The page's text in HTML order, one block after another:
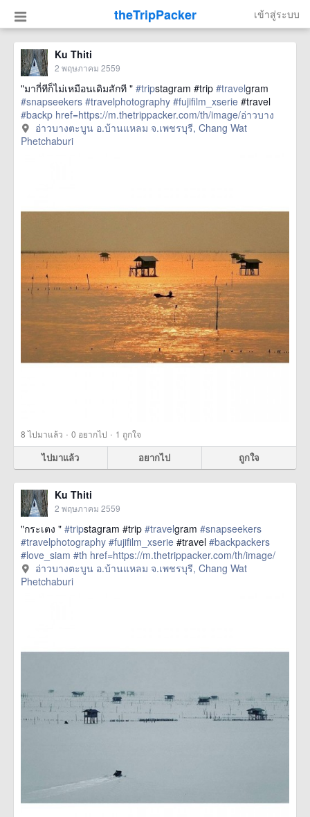
theTripPacker เข้าสู่ระบบ
Ku Thiti
2 พฤษภาคม 2559
"มากี่ทีก็ไม่เหมือนเดิมสักที " #tripstagram #trip #travelgram
#snapseekers #travelphotography #fujifilm_xserie #travel
#backp href=https://m.thetrippacker.com/th/image/อ่าวบาง
ตะบูนอบ้านแหลมจเพชรบุรี/193892> more
อ่าวบางตะบูน อ.บ้านแหลม จ.เพชรบุรี, Chang Wat
Phetchaburi
8ไปมาแล้ว · 0 อยากไป · 1 ถูกใจ
ไปมาแล้ว อยากไป ถูกใจ
Ku Thiti
2 พฤษภาคม 2559
"กระเตง " #tripstagram #trip #travelgram #snapseekers
#travelphotography #fujifilm_xserie #travel #backpackers
#love_siam #th href=https://m.thetrippacker.com/th/image/
อ่าวบางตะบูนอบ้านแหลมจเพชรบุรี/193891> more
อ่าวบางตะบูน อ.บ้านแหลม จ.เพชรบุรี, Chang Wat
Phetchaburi